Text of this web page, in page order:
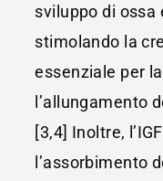
sviluppo di ossa
stimolando la
essenziale per
l’allungamento
[3,4] Inoltre,
l’assorbimento